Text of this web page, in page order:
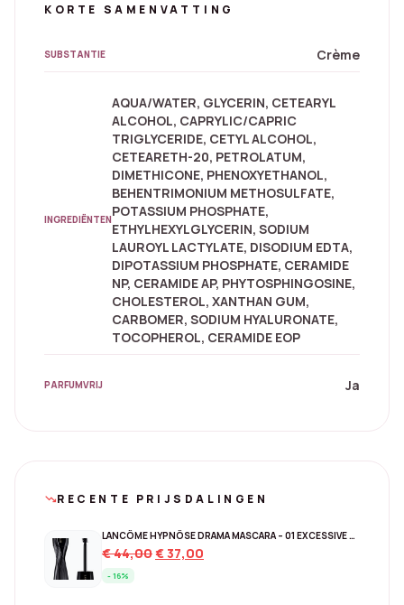
KORTE SAMENVATTING
SUBSTANTIE Crème
INGREDIËNTEN
AQUA/WATER, GLYCERIN, CETEARYL
ALCOHOL, CAPRYLIC/CAPRIC
TRIGLYCERIDE, CETYL ALCOHOL,
CETEARETH-20, PETROLATUM,
DIMETHICONE, PHENOXYETHANOL,
BEHENTRIMONIUM METHOSULFATE,
POTASSIUM PHOSPHATE,
ETHYLHEXYLGLYCERIN, SODIUM
LAUROYL LACTYLATE, DISODIUM EDTA,
DIPOTASSIUM PHOSPHATE, CERAMIDE
NP, CERAMIDE AP, PHYTOSPHINGOSINE,
CHOLESTEROL, XANTHAN GUM,
CARBOMER, SODIUM HYALURONATE,
TOCOPHEROL, CERAMIDE EOP
PARFUMVRIJ Ja
trending_downRECENTE PRIJSDALINGEN
LANCÔME HYPNÔSE DRAMA MASCARA – 01 EXCESSIVE BLACK
€44,00Original
€37,00
- 16%